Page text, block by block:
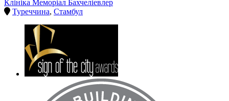
Клініка Меморіал Бахчеліевлер
Туреччина, Стамбул